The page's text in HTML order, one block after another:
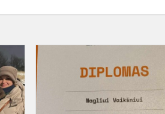
Jaunųjų
šaulių
priesaika